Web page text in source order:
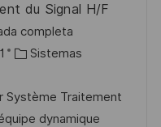
du Signal H/F
completa
C
t
e
Sistemas
Système Traitement
dynamique